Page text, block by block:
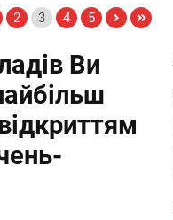
2 3 4 5
Ви